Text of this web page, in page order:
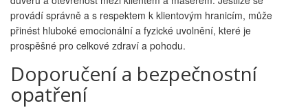
provádí správně a s respektem k klientovým hranicím, může
přinést hluboké emocionální a fyzické uvolnění, které je
prospěšné pro celkové zdraví a pohodu.
Doporučení a bezpečnostní
opatření